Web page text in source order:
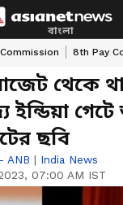
বাংলা
8th Pay
থেকে
ইন্ডিয়া
ছবি
ANB | India News
07:00 AM IST